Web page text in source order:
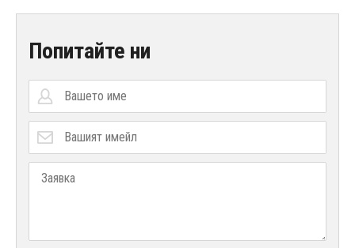
Попитайте ни